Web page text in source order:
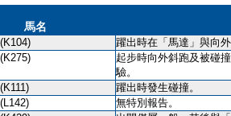
馬名
(K104) 躍出時在「馬達」與向
(K275)
起步時向外斜跑及被碰
驗。
(K111) 躍出時發生碰撞。
(L142) 無特別報告。